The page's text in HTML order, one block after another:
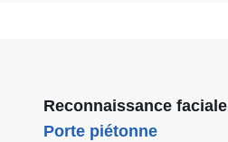
Reconnaissance faciale
Porte piétonne